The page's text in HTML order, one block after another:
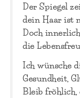
Der Spiegel
dein Haar ist
Doch
die
Ich wünsche
Gesundheit,
Bleib fröhlich,